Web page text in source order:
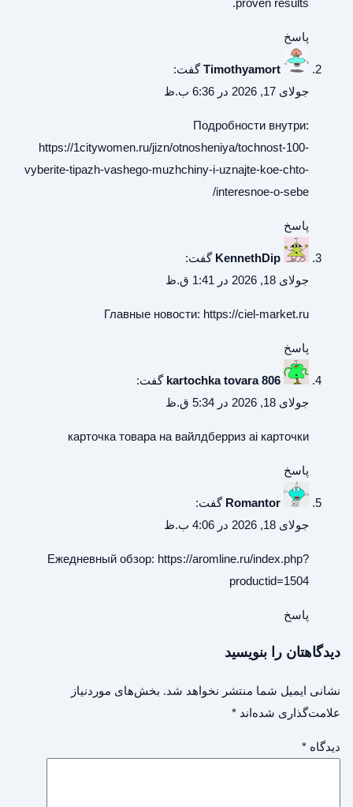
پاسخ
Timothyamort گفت:
جولای 17, 2026 در 6:36 ب.ظ
Подробности внутри:
https://1citywomen.ru/jizn/otnosheniya/tochnost-100-
vyberite-tipazh-vashego-muzhchiny-i-uznajte-koe-chto-
interesnoe-o-sebe/
پاسخ
KennethDip گفت:
جولای 18, 2026 در 1:41 ق.ظ
Главные новости: https://ciel-market.ru
پاسخ
kartochka tovara 806 گفت:
جولای 18, 2026 در 5:34 ق.ظ
карточка товара на вайлдберриз ai карточки
پاسخ
Romantor گفت:
جولای 18, 2026 در 4:06 ب.ظ
Ежедневный обзор: https://aromline.ru/index.php?
productid=1504
پاسخ
دیدگاهتان را بنویسید
نشانی ایمیل شما منتشر نخواهد شد. بخش‌های موردنیاز
علامت‌گذاری شده‌اند *
دیدگاه *